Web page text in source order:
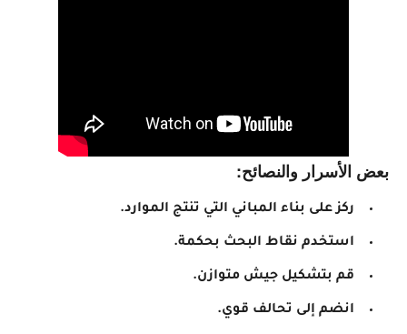
بعض الأسرار والنصائح:
ركز على بناء المباني التي تنتج الموارد.
استخدم نقاط البحث بحكمة.
قم بتشكيل جيش متوازن.
انضم إلى تحالف قوي.